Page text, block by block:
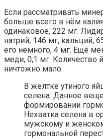
Если рассматривать
больше всего в нём
одинаковое, 222 мг.
натрий, 146 мг, кальций,
его немного, 4 мг. Ещё
меди, 0,1 мг. Количество
ничтожно мало.
В желтке утиного
селена. Данное
формировании
Нехватка селена в
мужскому и
гормональной